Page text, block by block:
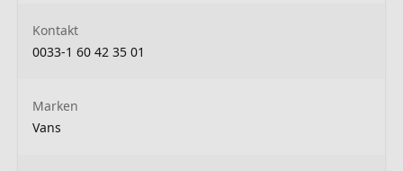
Kontakt
0033-1 60 42 35 01
Marken
Vans